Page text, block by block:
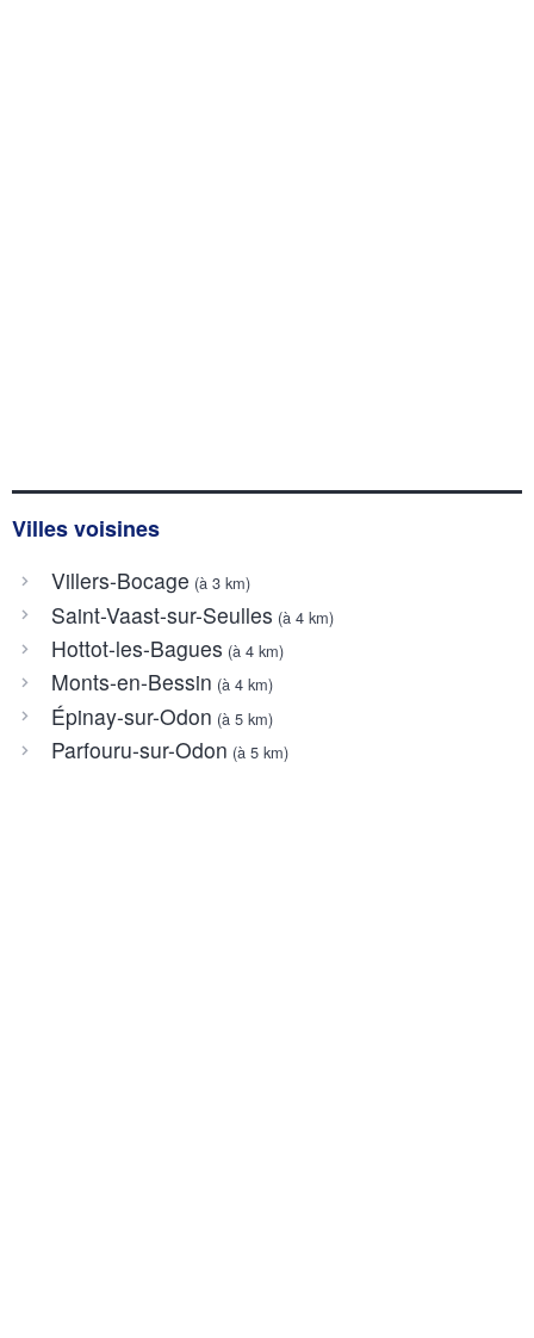
Villes voisines
Villers-Bocage (à 3 km)
Saint-Vaast-sur-Seulles (à 4 km)
Hottot-les-Bagues (à 4 km)
Monts-en-Bessin (à 4 km)
Épinay-sur-Odon (à 5 km)
Parfouru-sur-Odon (à 5 km)